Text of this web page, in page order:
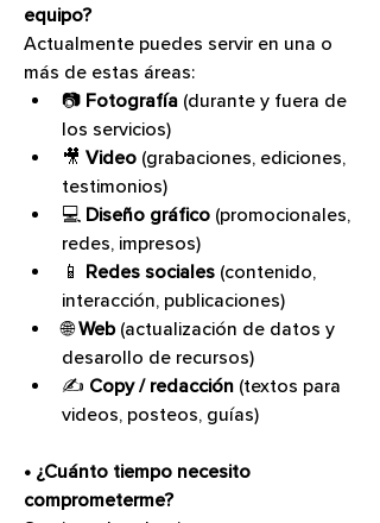
equipo?
Actualmente puedes servir en una o
más de estas áreas:
📷 Fotografía (durante y fuera de
los servicios)
🎥 Video (grabaciones, ediciones,
testimonios)
💻 Diseño gráfico (promocionales,
redes, impresos)
📱 Redes sociales (contenido,
interacción, publicaciones)
🌐 Web (actualización de datos y
desarollo de recursos)
✍️ Copy / redacción (textos para
videos, posteos, guías)
• ¿Cuánto tiempo necesito
comprometerme?